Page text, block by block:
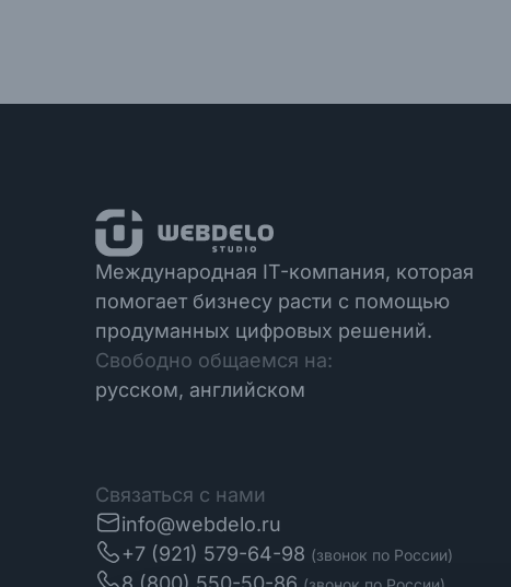
Международная IT-компания, которая
помогает бизнесу расти с помощью
продуманных цифровых решений.
Свободно общаемся на:
русском, английском
Связаться с нами
info@webdelo.ru
+7 (921) 579-64-98 (звонок по России)